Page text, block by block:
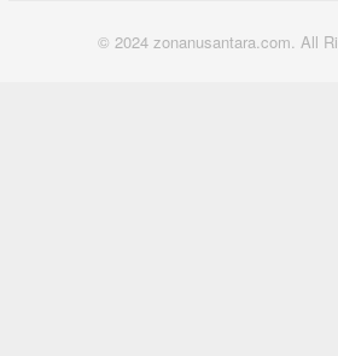
© 2024 zonanusantara.com. All